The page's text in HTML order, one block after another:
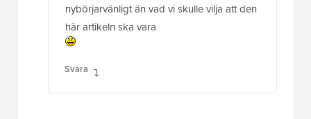
nybörjarvänligt än vad vi skulle vilja att den
här artikeln ska vara
Svara